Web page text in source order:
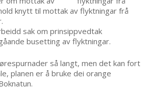
knytt til mottak av flyktningar frå
sak om prinsippvedtak
busetting av flyktningar.
så langt, men det kan fort
planen er å bruke dei orange